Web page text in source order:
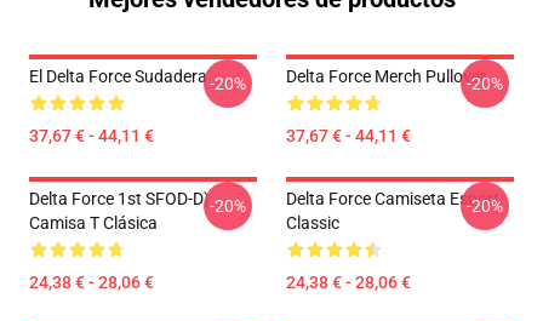
El Delta Force Sudadera
37,67 € - 44,11 €
-20% Delta Force Merch Pullover
37,67 € - 44,11 €
-20%
Delta Force 1st SFOD-D)
Camisa T Clásica
24,38 € - 28,06 €
-20%
Delta Force Camiseta Esport
Classic
24,38 € - 28,06 €
-20%